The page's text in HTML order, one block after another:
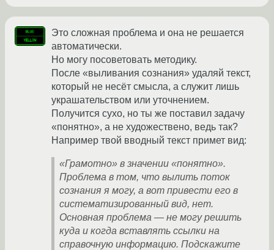
Это сложная проблема и она не решается
автоматически.
Но могу посоветовать методику.
После «выливания сознания» удаляй текст,
который не несёт смысла, а служит лишь
украшательством или уточнением.
Получится сухо, но ты же поставил задачу
«понятно», а не художествено, ведь так?
Например твой вводный текст примет вид:
«Грамотно» в значении «понятно».
Проблема в том, что вылить поток
сознания я могу, а вот привести его в
систематизированный вид, нет.
Основная проблема — не могу решить
куда и когда вставлять ссылки на
справочную информацию. Подскажите